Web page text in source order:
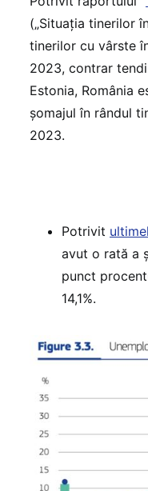
(„Situația tinerilor
tinerilor cu vârste
2023, contrar
Estonia, România
șomajul în rândul
2023.
Potrivit
avut o rată a
punct
14,1%.